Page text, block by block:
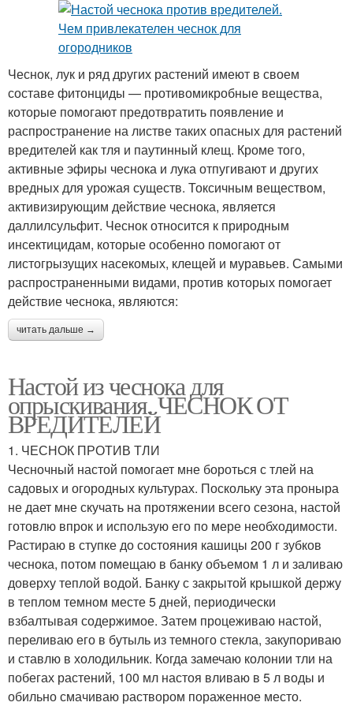
Чеснок, лук и ряд других растений имеют в своем
составе фитонциды — противомикробные вещества,
которые помогают предотвратить появление и
распространение на листве таких опасных для растений
вредителей как тля и паутинный клещ. Кроме того,
активные эфиры чеснока и лука отпугивают и других
вредных для урожая существ. Токсичным веществом,
активизирующим действие чеснока, является
даллилсульфит. Чеснок относится к природным
инсектицидам, которые особенно помогают от
листогрызущих насекомых, клещей и муравьев. Самыми
распространенными видами, против которых помогает
действие чеснока, являются:
читать дальше →
Настой из чеснока для
опрыскивания. ЧЕСНОК ОТ
ВРЕДИТЕЛЕЙ
1. ЧЕСНОК ПРОТИВ ТЛИ
Чесночный настой помогает мне бороться с тлей на
садовых и огородных культурах. Поскольку эта проныра
не дает мне скучать на протяжении всего сезона, настой
готовлю впрок и использую его по мере необходимости.
Растираю в ступке до состояния кашицы 200 г зубков
чеснока, потом помещаю в банку объемом 1 л и заливаю
доверху теплой водой. Банку с закрытой крышкой держу
в теплом темном месте 5 дней, периодически
взбалтывая содержимое. Затем процеживаю настой,
переливаю его в бутыль из темного стекла, закупориваю
и ставлю в холодильник. Когда замечаю колонии тли на
побегах растений, 100 мл настоя вливаю в 5 л воды и
обильно смачиваю раствором пораженное место.